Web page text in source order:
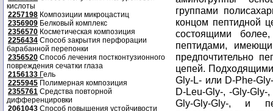
кислоты
2257198 Композиции микроцастиц
2356909 Белковый комплекс
2356570 Косметическая композиция
2256434 Способ закрытия перфорации
барабанной перепонки
2356520 Способ лечения постконтузионного
повреждения сечатки глаза
2156133 Гель
2255945 Полимерная композиция
2355761 Средства повторной
дифференцировки
2061043 Способ повышения устойчивости
группами
концом пептидной
состоящими
пептидами,
предпочтительно
цепей.
Gly-L- или D-Phe-
D-Leu-Gly-, -Gly-Gly-
Gly-Gly-Gly-, и